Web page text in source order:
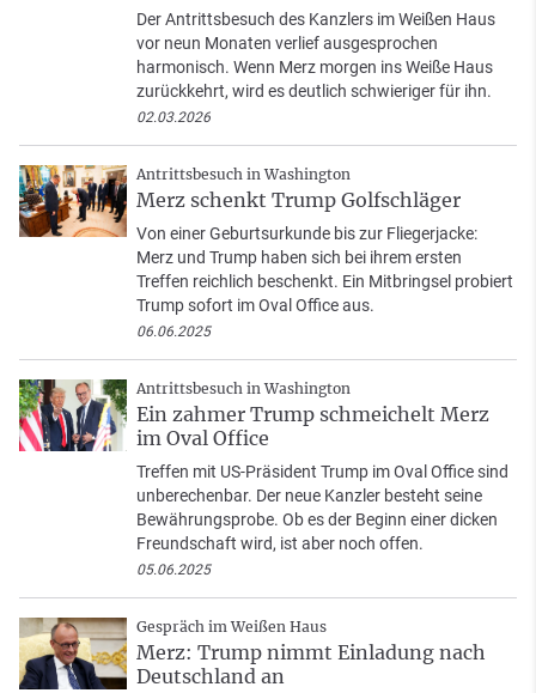
Der Antrittsbesuch des Kanzlers im Weißen Haus
vor neun Monaten verlief ausgesprochen
harmonisch. Wenn Merz morgen ins Weiße Haus
zurückkehrt, wird es deutlich schwieriger für ihn.
02.03.2026
Antrittsbesuch in Washington
Merz schenkt Trump Golfschläger
Von einer Geburtsurkunde bis zur Fliegerjacke:
Merz und Trump haben sich bei ihrem ersten
Treffen reichlich beschenkt. Ein Mitbringsel probiert
Trump sofort im Oval Office aus.
06.06.2025
Antrittsbesuch in Washington
Ein zahmer Trump schmeichelt Merz
im Oval Office
Treffen mit US-Präsident Trump im Oval Office sind
unberechenbar. Der neue Kanzler besteht seine
Bewährungsprobe. Ob es der Beginn einer dicken
Freundschaft wird, ist aber noch offen.
05.06.2025
Gespräch im Weißen Haus
Merz: Trump nimmt Einladung nach
Deutschland an